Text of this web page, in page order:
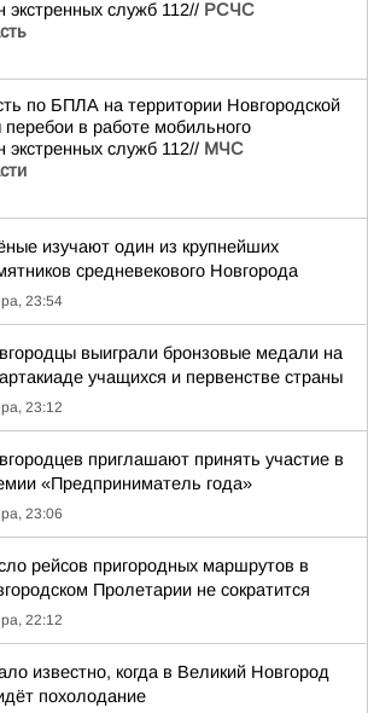
экстренных служб 112// РСЧС
по БПЛА на территории Новгородской
в работе мобильного
экстренных служб 112// МЧС
изучают один из крупнейших
средневекового Новгорода
23:54
выиграли бронзовые медали на
учащихся и первенстве страны
23:12
приглашают принять участие в
«Предприниматель года»
23:06
рейсов пригородных маршрутов в
Пролетарии не сократится
22:12
известно, когда в Великий Новгород
похолодание